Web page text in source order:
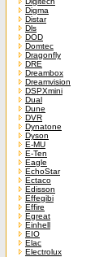
Digma
Distar
Dls
DOD
Domtec
Dragonfly
DRE
Dreambox
Dreamvision
DSPXmini
Dual
Dune
DVR
Dynatone
Dyson
E-MU
E-Ten
Eagle
EchoStar
Ectaco
Edisson
Effegibi
Effire
Egreat
Einhell
EIO
Elac
Electrolux